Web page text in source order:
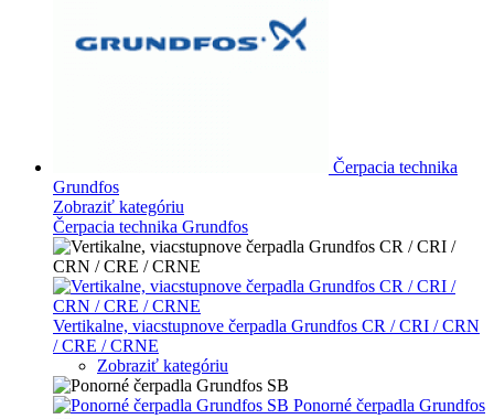
Čerpacia technika
Grundfos
Zobraziť kategóriu
Čerpacia technika Grundfos
Vertikalne, viacstupnove čerpadla Grundfos CR / CRI / CRN
/ CRE / CRNE
Zobraziť kategóriu
Ponorné čerpadla Grundfos